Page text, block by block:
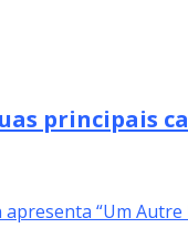
principais